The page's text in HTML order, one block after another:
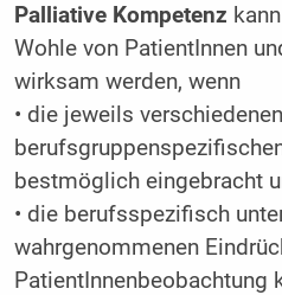
Palliative Kompetenz
Wohle von PatientInnen
wirksam werden, wenn
• die jeweils verschiedenen
bestmöglich eingebracht
• die berufsspezifisch
wahrgenommenen
PatientInnenbeobachtung